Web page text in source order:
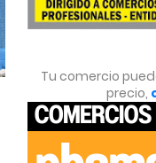
Tu comercio
precio,